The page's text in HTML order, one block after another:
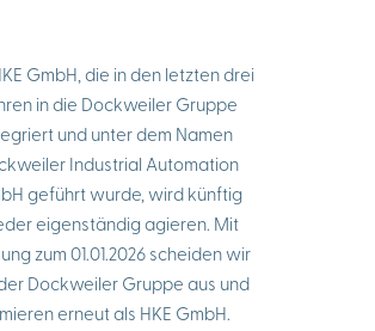
GmbH, die in den letzten drei
in die Dockweiler Gruppe
und unter dem Namen
Industrial Automation
geführt wurde, wird künftig
eigenständig agieren. Mit
zum 01.01.2026 scheiden wir
Dockweiler Gruppe aus und
erneut als HKE GmbH.